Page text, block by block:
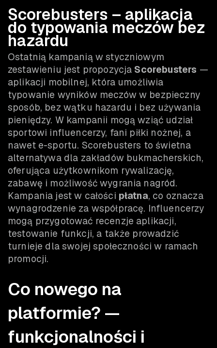
Scorebusters – aplikacja
do typowania meczów bez
hazardu
Ostatnią kampanią w styczniowym
zestawieniu jest propozycja Scorebusters —
aplikacji mobilnej, która umożliwia
typowanie wyników meczów w bezpieczny
sposób, bez wątku hazardu i bez używania
pieniędzy. W kampanii mogą wziąć udział
sportowi influencerzy, fani piłki nożnej, a
nawet e-sportu. Scorebusters to świetna
alternatywa dla zakładów bukmacherskich,
oferująca użytkownikom rywalizację,
zabawę i możliwość wygrania nagród.
Kampania jest w całości płatna, co oznacza
wynagrodzenie za współpracę. Influencerzy
mogą przygotować recenzje aplikacji,
testowanie funkcji, a także prowadzić
turnieje dla swojej społeczności w ramach
promocji.
Co nowego na
platformie? —
funkcjonalności i